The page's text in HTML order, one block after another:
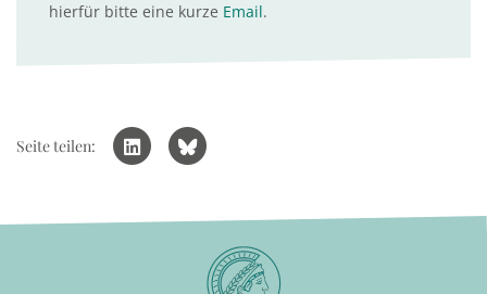
hierfür bitte eine kurze Email.
Seite teilen: